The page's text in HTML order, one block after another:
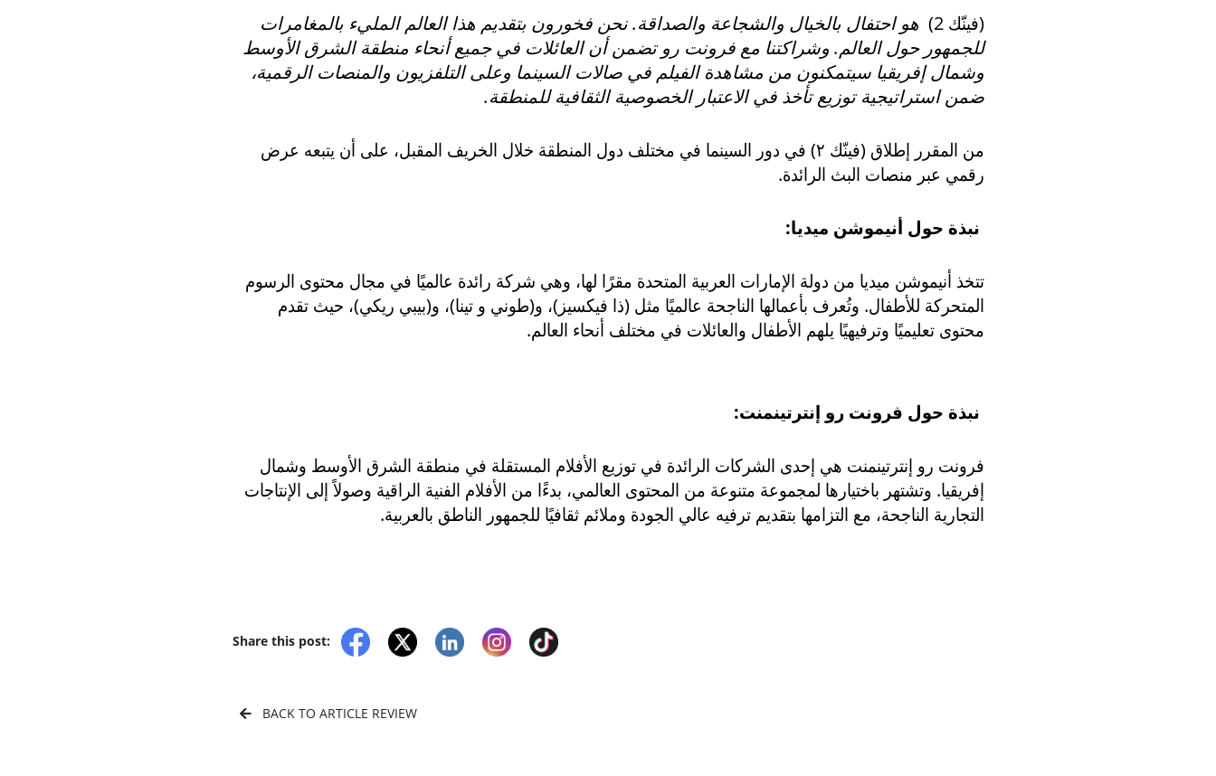
(فينّك 2)
هو احتفال بالخيال والشجاعة والصداقة. نحن فخورون بتقديم هذا العالم المليء بالمغامرات
للجمهور حول العالم. وشراكتنا مع فرونت رو تضمن أن العائلات في جميع أنحاء منطقة الشرق الأوسط
وشمال إفريقيا سيتمكنون من مشاهدة الفيلم في صالات السينما وعلى التلفزيون والمنصات الرقمية،
ضمن استراتيجية توزيع تأخذ في الاعتبار الخصوصية الثقافية للمنطقة.
من المقرر إطلاق (فينّك ٢) في دور السينما في مختلف دول المنطقة خلال الخريف المقبل، على أن يتبعه عرض
رقمي عبر منصات البث الرائدة.
نبذة حول أنيموشن ميديا:
تتخذ أنيموشن ميديا من دولة الإمارات العربية المتحدة مقرًا لها، وهي شركة رائدة عالميًا في مجال محتوى الرسوم
المتحركة للأطفال. وتُعرف بأعمالها الناجحة عالميًا مثل (ذا فيكسيز)، و(طوني و تينا)، و(بيبي ريكي)، حيث تقدم
محتوى تعليميًا وترفيهيًا يلهم الأطفال والعائلات في مختلف أنحاء العالم.
نبذة حول فرونت رو إنترتينمنت:
فرونت رو إنترتينمنت هي إحدى الشركات الرائدة في توزيع الأفلام المستقلة في منطقة الشرق الأوسط وشمال
إفريقيا. وتشتهر باختيارها لمجموعة متنوعة من المحتوى العالمي، بدءًا من الأفلام الفنية الراقية وصولاً إلى الإنتاجات
التجارية الناجحة، مع التزامها بتقديم ترفيه عالي الجودة وملائم ثقافيًا للجمهور الناطق بالعربية.
Share this post:
BACK TO ARTICLE REVIEW